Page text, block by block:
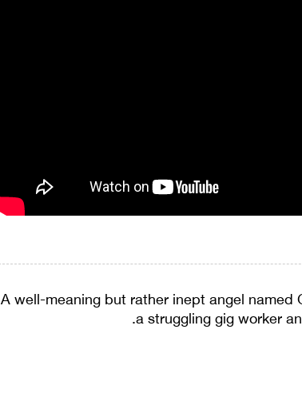
A well-meaning but rather inept angel
a struggling gig worker